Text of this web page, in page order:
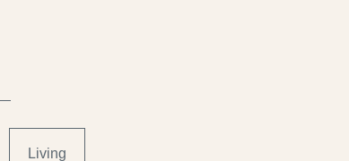
Living